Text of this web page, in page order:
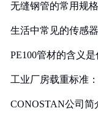
无缝钢管的常用规
生活中常见的传感
PE100管材的含义是
工业厂房载重标准
CONOSTAN公司简